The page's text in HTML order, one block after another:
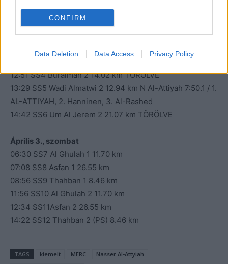
CONFIRM
Data Deletion Data Access Privacy Policy
06:45 SS1 Buraiman 1cancelled 14.02 km TÖRÖLVE
07:23 SS2 Wadi Almatwi 1 12.94 km N Al-Attiyah 7:58.2 / 1.
AL-ATTIYAH, 2. Hanninen, 3. Al-Rawahi
08:36 SS3 Um Al Jerem 1 21.07 km Hanninen 14:06.6 / 1.
12:51 SS4 Buraiman 2 14.02 km TÖRÖLVE
13:29 SS5 Wadi Almatwi 2 12.94 km N Al-Attiyah 7:50.1 / 1.
AL-ATTIYAH, 2. Hanninen, 3. Al-Rashed
14:42 SS6 Um Al Jerem 2 21.07 km TÖRÖLVE
Április 3., szombat
06:30 SS7 Al Ghulah 1 11.70 km
07:08 SS8 Asfan 1 26.55 km
08:56 SS9 Thahban 1 8.46 km
11:56 SS10 Al Ghulah 2 11.70 km
12:34 SS11Asfan 2 26.55 km
14:22 SS12 Thahban 2 (PS) 8.46 km
TAGS kiemelt MERC
Nasser Al-Attyiah